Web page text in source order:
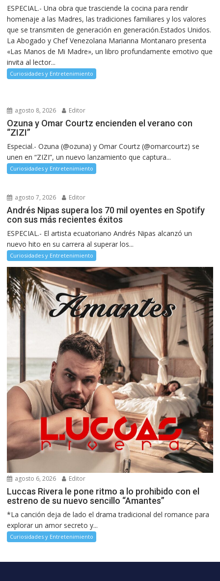
ESPECIAL.- Una obra que trasciende la cocina para rendir
homenaje a las Madres, las tradiciones familiares y los valores
que se transmiten de generación en generación.Estados Unidos.
La Abogado y Chef Venezolana Marianna Montanaro presenta
«Las Manos de Mi Madre», un libro profundamente emotivo que
invita al lector...
Curiosidades y Entretenimiento
agosto 8, 2026 Editor
Ozuna y Omar Courtz encienden el verano con
“ZIZI”
Especial.- Ozuna (@ozuna) y Omar Courtz (@omarcourtz) se
unen en “ZIZI”, un nuevo lanzamiento que captura...
Curiosidades y Entretenimiento
agosto 7, 2026 Editor
Andrés Nipas supera los 70 mil oyentes en Spotify
con sus más recientes éxitos
ESPECIAL.- El artista ecuatoriano Andrés Nipas alcanzó un
nuevo hito en su carrera al superar los...
Curiosidades y Entretenimiento
agosto 6, 2026 Editor
Luccas Rivera le pone ritmo a lo prohibido con el
estreno de su nuevo sencillo “Amantes”
*La canción deja de lado el drama tradicional del romance para
explorar un amor secreto y...
Curiosidades y Entretenimiento